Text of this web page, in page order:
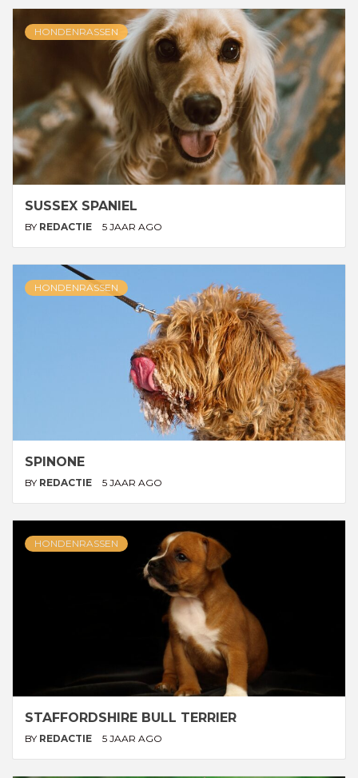
HONDENRASSEN
SUSSEX SPANIEL
BY REDACTIE 5 JAAR AGO
HONDENRASSEN
SPINONE
BY REDACTIE 5 JAAR AGO
HONDENRASSEN
STAFFORDSHIRE BULL TERRIER
BY REDACTIE 5 JAAR AGO